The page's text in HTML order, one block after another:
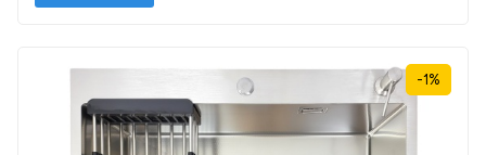
-1%